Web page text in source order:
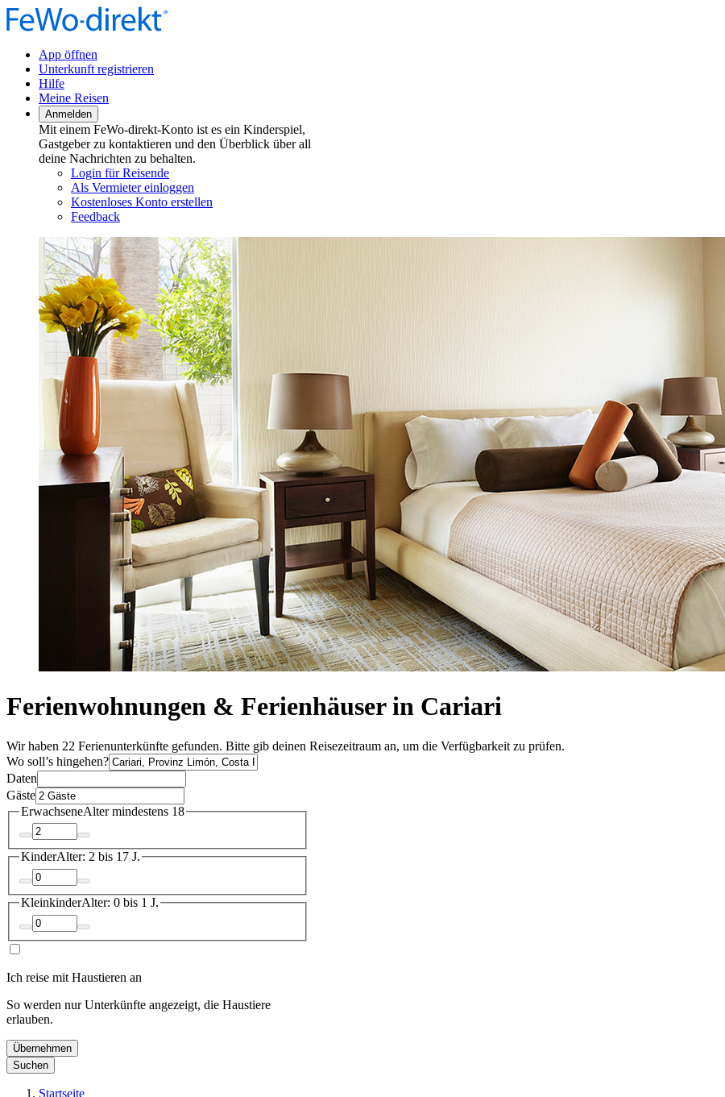
App öffnen
Unterkunft registrieren
Hilfe
Meine Reisen
Anmelden
Mit einem FeWo-direkt-Konto ist es ein Kinderspiel,
Gastgeber zu kontaktieren und den Überblick über all
deine Nachrichten zu behalten.
Login für Reisende
Als Vermieter einloggen
Kostenloses Konto erstellen
Feedback
Ferienwohnungen & Ferienhäuser in Cariari
Wir haben 22 Ferienunterkünfte gefunden. Bitte gib deinen Reisezeitraum an, um die Verfügbarkeit zu prüfen.
Wo soll’s hingehen?
Daten
Gäste
ErwachseneAlter mindestens 18
KinderAlter: 2 bis 17 J.
KleinkinderAlter: 0 bis 1 J.
Ich reise mit Haustieren an
So werden nur Unterkünfte angezeigt, die Haustiere
erlauben.
Übernehmen
Suchen
Startseite